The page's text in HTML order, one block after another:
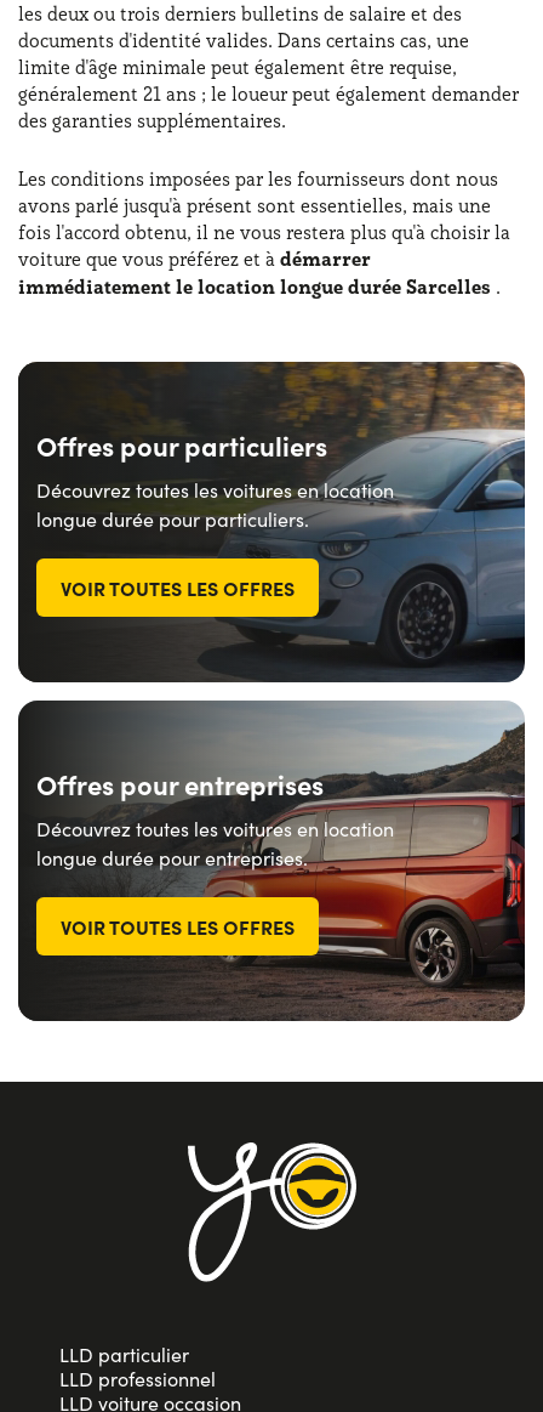
les deux ou trois derniers bulletins de salaire et des
documents d'identité valides. Dans certains cas, une
limite d'âge minimale peut également être requise,
généralement 21 ans ; le loueur peut également demander
des garanties supplémentaires.
Les conditions imposées par les fournisseurs dont nous
avons parlé jusqu'à présent sont essentielles, mais une
fois l'accord obtenu, il ne vous restera plus qu'à choisir la
voiture que vous préférez et à démarrer
immédiatement le location longue durée Sarcelles .
Offres pour particuliers
Découvrez toutes les voitures en location
longue durée pour particuliers.
VOIR TOUTES LES OFFRES
Offres pour entreprises
Découvrez toutes les voitures en location
longue durée pour entreprises.
VOIR TOUTES LES OFFRES
LLD particulier
LLD professionnel
LLD voiture occasion